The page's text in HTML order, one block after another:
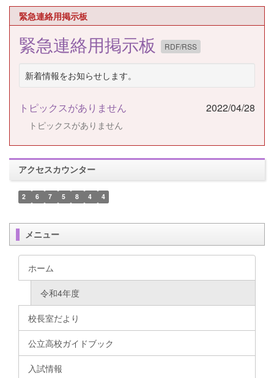
緊急連絡用掲示板
緊急連絡用掲示板 RDF/RSS
新着情報をお知らせします。
トピックスがありません 2022/04/28
トピックスがありません
アクセスカウンター
2 6 7 5 8 4 4
メニュー
ホーム
令和4年度
校長室だより
公立高校ガイドブック
入試情報